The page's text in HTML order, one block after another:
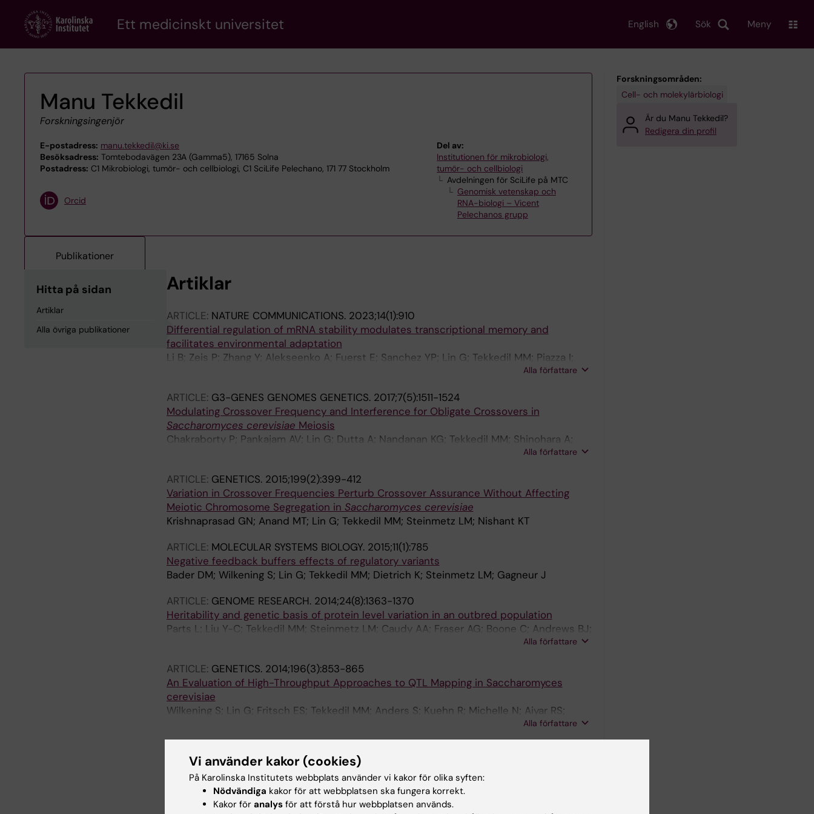
content
Ett medicinskt universitet Sök
English Meny
Manu Tekkedil
Forskningsingenjör
E-postadress: manu.tekkedil@ki.se
Besöksadress: Tomtebodavägen 23A (Gamma5), 17165 Solna
Postadress: C1 Mikrobiologi, tumör- och cellbiologi, C1 SciLife Pelechano, 171 77 Stockholm
Del av:
Institutionen för mikrobiologi,
tumör- och cellbiologi
Avdelningen för SciLife på MTC
Genomisk vetenskap och
RNA-biologi – Vicent
Pelechanos grupp
Orcid
Publikationer
Hitta på sidan
Artiklar
Alla övriga publikationer
Artiklar
ARTICLE: NATURE COMMUNICATIONS. 2023;14(1):910
Differential regulation of mRNA stability modulates transcriptional memory and
facilitates environmental adaptation
Li B; Zeis P; Zhang Y; Alekseenko A; Fuerst E; Sanchez YP; Lin G; Tekkedil MM; Piazza I;
Alla författare
ARTICLE: G3-GENES GENOMES GENETICS. 2017;7(5):1511-1524
Modulating Crossover Frequency and Interference for Obligate Crossovers in
Saccharomyces cerevisiae Meiosis
Chakraborty P; Pankajam AV; Lin G; Dutta A; Nandanan KG; Tekkedil MM; Shinohara A;
Alla författare
ARTICLE: GENETICS. 2015;199(2):399-412
Variation in Crossover Frequencies Perturb Crossover Assurance Without Affecting
Meiotic Chromosome Segregation in Saccharomyces cerevisiae
Krishnaprasad GN; Anand MT; Lin G; Tekkedil MM; Steinmetz LM; Nishant KT
ARTICLE: MOLECULAR SYSTEMS BIOLOGY. 2015;11(1):785
Negative feedback buffers effects of regulatory variants
Bader DM; Wilkening S; Lin G; Tekkedil MM; Dietrich K; Steinmetz LM; Gagneur J
ARTICLE: GENOME RESEARCH. 2014;24(8):1363-1370
Heritability and genetic basis of protein level variation in an outbred population
Parts L; Liu Y-C; Tekkedil MM; Steinmetz LM; Caudy AA; Fraser AG; Boone C; Andrews BJ;
Alla författare
ARTICLE: GENETICS. 2014;196(3):853-865
An Evaluation of High-Throughput Approaches to QTL Mapping in Saccharomyces
cerevisiae
Wilkening S; Lin G; Fritsch ES; Tekkedil MM; Anders S; Kuehn R; Michelle N; Aiyar RS;
Proctor M; Sakhanenko NA; Galas DJ; Gagneur J; Deutschbauer A; Steinmetz LMAlla författare
The Genomic and Transcriptomic Landscape of a HeLa Cell Line
Landry JJM; Pyl PT; Rausch T; Zichner T; Tekkedil MM; Stuetz AM; Jauch A; Aiyar RS; Pau
G; Delhomme N; Gagneur J; Korbel JO; Huber W; Steinmetz LM
Forskningsområden:
Cell- och molekylärbiologi
Är du Manu Tekkedil?
Redigera din profil
Vi använder kakor (cookies)
På Karolinska Institutets webbplats använder vi kakor för olika syften:
Nödvändiga kakor för att webbplatsen ska fungera korrekt.
Kakor för analys för att förstå hur webbplatsen används.